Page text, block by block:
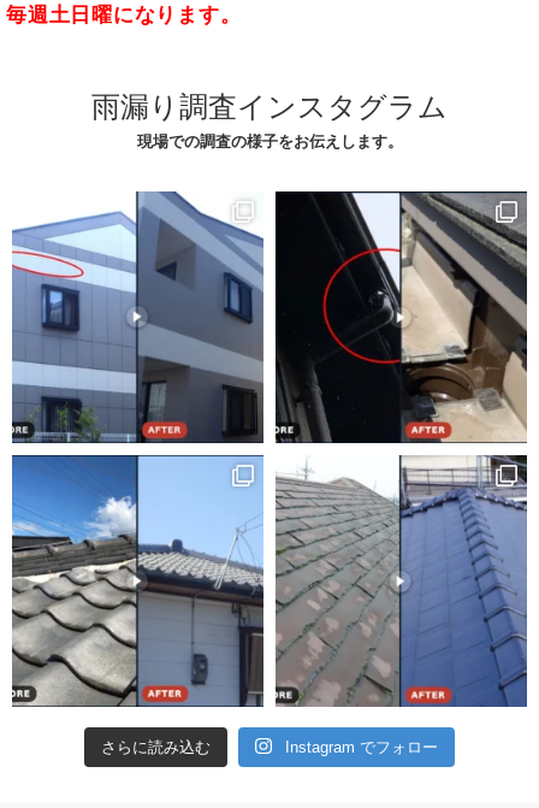
毎週土日曜になります。
雨漏り調査インスタグラム
現場での調査の様子をお伝えします。
さらに読み込む Instagram でフォロー